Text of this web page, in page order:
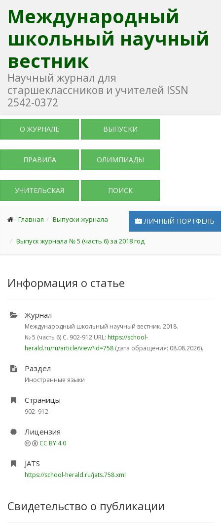
Международный
школьный научный
вестник
Научный журнал для
старшеклассников и учителей ISSN
2542-0372
О ЖУРНАЛЕ ВЫПУСКИ
ПРАВИЛА ОЛИМПИАДЫ
УЧИТЕЛЬСКАЯ ПОИСК
ЛИЧНЫЙ ПОРТФЕЛЬ
Главная Выпуски журнала
Выпуск журнала № 5 (часть 6) за 2018 год
Информация о статье
Журнал
Международный школьный научный вестник. 2018.
№ 5 (часть 6) С. 902-912 URL: https://school-
herald.ru/ru/article/view?id=758 (дата обращения: 08.08.2026).
Раздел
Иностранные языки
Страницы
902–912
Лицензия
CC BY 4.0
JATS
https://school-herald.ru/jats.758.xml
Свидетельство о публикации